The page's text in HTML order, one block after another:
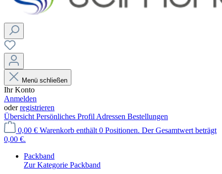
Menü schließen
Ihr Konto
Anmelden
oderregistrieren
Übersicht Persönliches Profil Adressen Bestellungen
0,00 € Warenkorb enthält 0 Positionen. Der Gesamtwert beträgt
0,00 €.
Packband
Zur Kategorie Packband